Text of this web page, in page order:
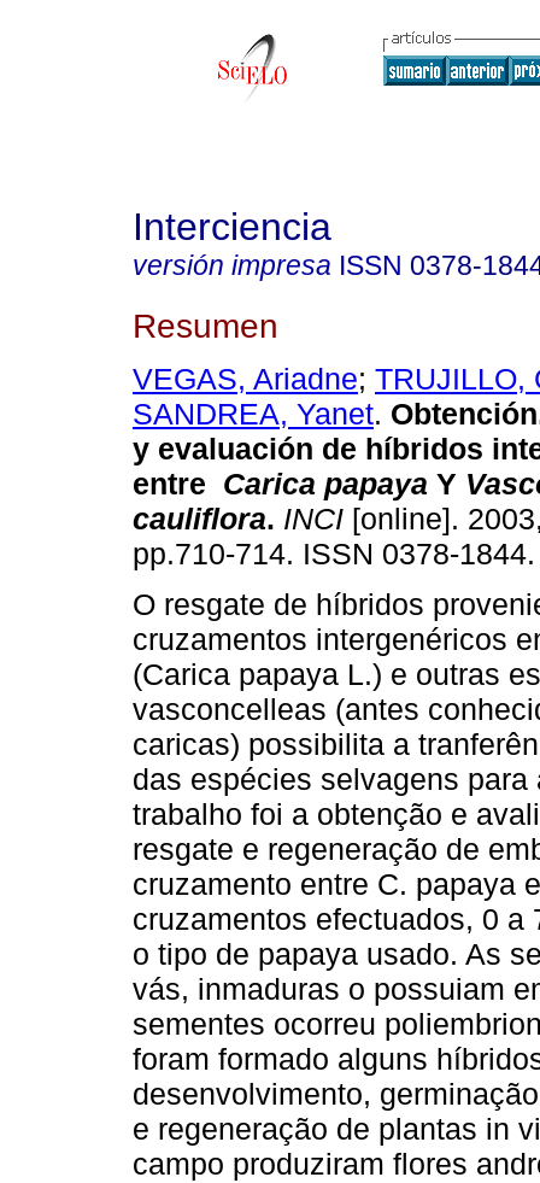
Interciencia
versión impresa ISSN 0378-
Resumen
VEGAS, Ariadne; TRUJILLO,
SANDREA, Yanet.
y evaluación de híbridos
entre Carica papaya Y
cauliflora. INCI [online].
pp.710-714. ISSN 0378-1844.
O resgate de híbridos
cruzamentos intergenéricos
(Carica papaya L.) e outras
vasconcelleas (antes
caricas) possibilita a
das espécies selvagens
trabalho foi a obtenção e
resgate e regeneração de
cruzamento entre C. papaya
cruzamentos efectuados, 0 a
o tipo de papaya usado. As
vás, inmaduras o possuiam
sementes ocorreu
foram formado alguns
desenvolvimento,
e regeneração de plantas in
campo produziram flores